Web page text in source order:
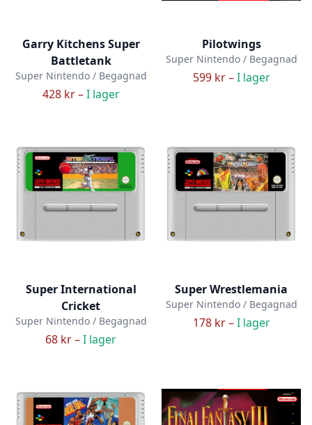
Garry Kitchens Super
Battletank
Super Nintendo / Begagnad
428 kr –I lager
Pilotwings
Super Nintendo / Begagnad
599 kr –I lager
Super International
Cricket
Super Nintendo / Begagnad
68 kr –I lager
Super Wrestlemania
Super Nintendo / Begagnad
178 kr –I lager